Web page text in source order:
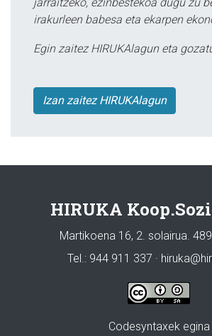
irakurleen babesa eta ekarpen
Egin zaitez HIRUKAlagun eta
Izan zaitez HIRUKAlagun
HIRUKA
Martikoena 16, 2. solairua.
Tel.: 944 911 337 ·
Codesyntaxek egina